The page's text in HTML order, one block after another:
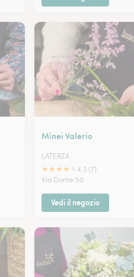
Minei Valerio
LATERZA
★★★★
4.3 (7)
Via Dante 50
Vedi il negozio